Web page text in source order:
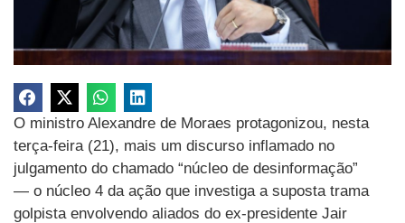
O ministro Alexandre de Moraes protagonizou, nesta
terça-feira (21), mais um discurso inflamado no
julgamento do chamado “núcleo de desinformação”
— o núcleo 4 da ação que investiga a suposta trama
golpista envolvendo aliados do ex-presidente Jair